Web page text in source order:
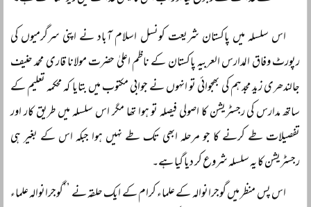
اس سلسلہ میں پاکستان شریعت کونسل اسلام آباد نے اپنی سرگرمیوں کی
رپورٹ وفاق المدارس العربیہ پاکستان کے ناظم اعلیٰ حضرت مولانا قاری محمد حنیف
جالندھری زید مجدہم کی بھجوائی تو انہوں نے جوابی مکتوب میں بتایا کہ محکمہ تعلیم کے
ساتھ مدارس کی رجسٹریشن کا اصولی فیصلہ تو ہوا تھا مگر اس سلسلہ میں طریق کار اور
تفصیلات طے کرنے کا جو مرحلہ ابھی تک طے نہیں ہوا جبکہ اس کے بغیر ہی
رجسٹریشن کا یہ سلسلہ شروع کر دیا گیا ہے۔
اس پس منظر میں گوجرانوالہ کے علماء کرام کے ایک حلقہ نے ’’گوجرانوالہ علماء